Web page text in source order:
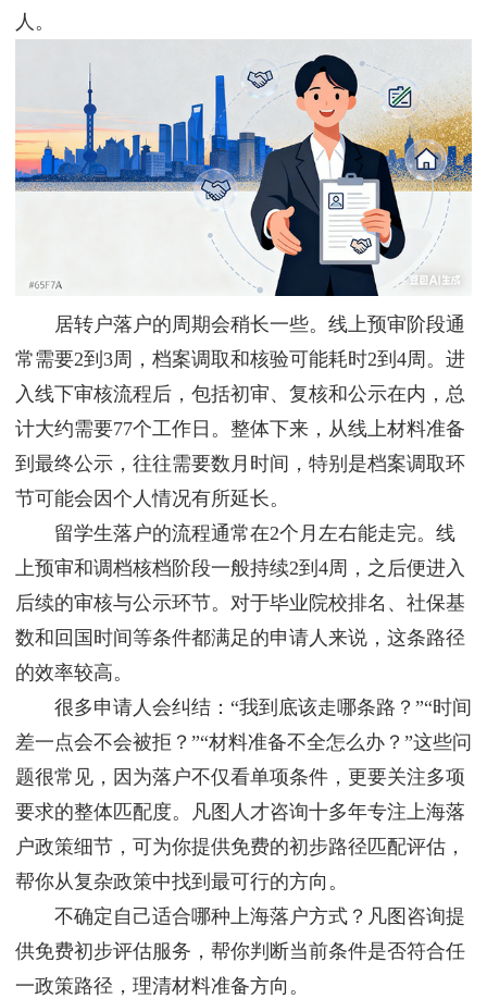
联
人。
居转户落户的周期会稍长一些。线上预审阶段通
常需要2到3周，档案调取和核验可能耗时2到4周。进
入线下审核流程后，包括初审、复核和公示在内，总
计大约需要77个工作日。整体下来，从线上材料准备
到最终公示，往往需要数月时间，特别是档案调取环
节可能会因个人情况有所延长。
留学生落户的流程通常在2个月左右能走完。线
上预审和调档核档阶段一般持续2到4周，之后便进入
后续的审核与公示环节。对于毕业院校排名、社保基
数和回国时间等条件都满足的申请人来说，这条路径
的效率较高。
很多申请人会纠结：“我到底该走哪条路？”“时间
差一点会不会被拒？”“材料准备不全怎么办？”这些问
题很常见，因为落户不仅看单项条件，更要关注多项
要求的整体匹配度。凡图人才咨询十多年专注上海落
户政策细节，可为你提供免费的初步路径匹配评估，
帮你从复杂政策中找到最可行的方向。
不确定自己适合哪种上海落户方式？凡图咨询提
供免费初步评估服务，帮你判断当前条件是否符合任
一政策路径，理清材料准备方向。